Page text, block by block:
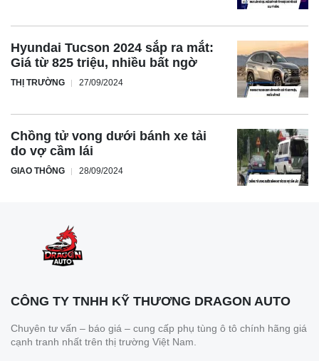
Hyundai Tucson 2024 sắp ra mắt:
Giá từ 825 triệu, nhiều bất ngờ
THỊ TRƯỜNG 27/09/2024
Chồng tử vong dưới bánh xe tải
do vợ cầm lái
GIAO THÔNG 28/09/2024
CÔNG TY TNHH KỸ THƯƠNG DRAGON AUTO
Chuyên tư vấn – báo giá – cung cấp phụ tùng ô tô chính hãng giá
cạnh tranh nhất trên thị trường Việt Nam.